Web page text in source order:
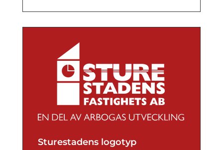
Sturestadens logotyp